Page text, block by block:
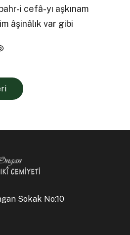
i cefâ-yı aşkınam
âşinâlık var gibi
Sokak No:10